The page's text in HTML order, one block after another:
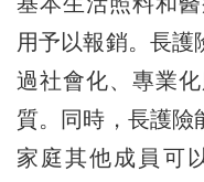
用予以報銷。長護
過社會化、專業
質。同時，長護險
家庭其他成員可